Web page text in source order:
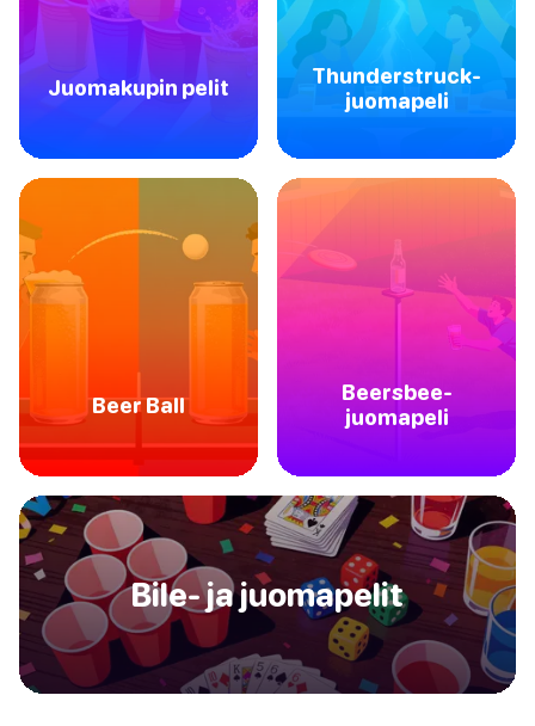
Juomakupin pelit
Thunderstruck-
juomapeli
Beer Ball
Beersbee-
juomapeli
Bile- ja juomapelit